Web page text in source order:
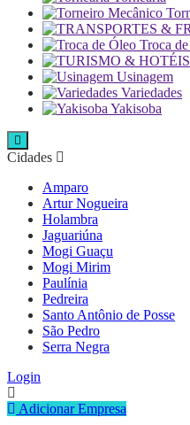
Troca
Usinagem
Variedades
Yakisoba
Cidades
Amparo
Artur Nogueira
Holambra
Jaguariúna
Mogi Guaçu
Mogi Mirim
Paulínia
Pedreira
Santo Antônio de Posse
São Pedro
Serra Negra
Login
Adicionar Empresa